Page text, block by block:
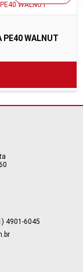
PE40 WALNUT
4901-6045